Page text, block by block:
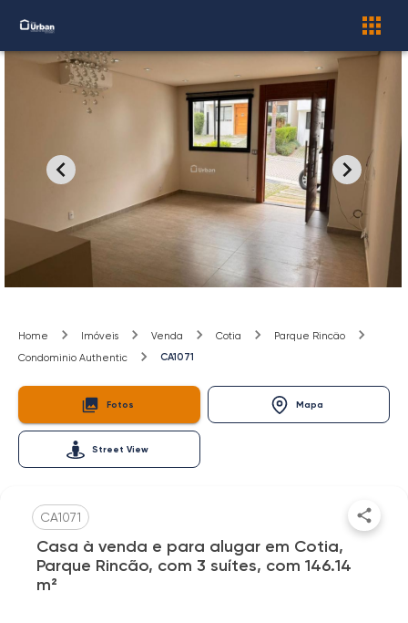
Home Imóveis Venda Cotia
Parque Rincão
Condominio Authentic
CA1071
Fotos Mapa
Street View
CA1071
Casa à venda e para alugar em Cotia,
Parque Rincão, com 3 suítes, com 146.14
m²